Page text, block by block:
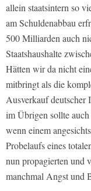
allein staatsintern so
am Schuldenabbau
500 Milliarden auch
Staatshaushalte
Hätten wir da nicht
mitbringt als die
Ausverkauf deutscher
im Übrigen sollte
wenn einem
Probelaufs eines
nun propagierten und
manchmal Angst und